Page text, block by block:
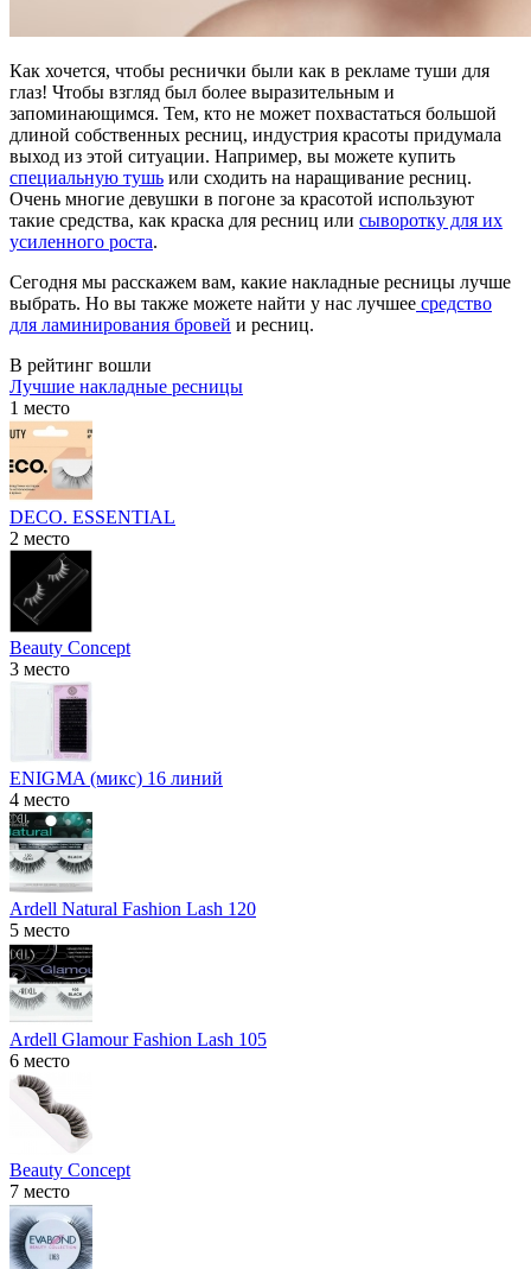
Как хочется, чтобы реснички были как в рекламе туши для
глаз! Чтобы взгляд был более выразительным и
запоминающимся. Тем, кто не может похвастаться большой
длиной собственных ресниц, индустрия красоты придумала
выход из этой ситуации. Например, вы можете купить
специальную тушь или сходить на наращивание ресниц.
Очень многие девушки в погоне за красотой используют
такие средства, как краска для ресниц или сыворотку для их
усиленного роста.
Сегодня мы расскажем вам, какие накладные ресницы лучше
выбрать. Но вы также можете найти у нас лучшее средство
для ламинирования бровей и ресниц.
В рейтинг вошли
Лучшие накладные ресницы
1 место
DECO. ESSENTIAL
2 место
Beauty Concept
3 место
ENIGMA (микс) 16 линий
4 место
Ardell Natural Fashion Lash 120
5 место
Ardell Glamour Fashion Lash 105
6 место
Beauty Concept
7 место